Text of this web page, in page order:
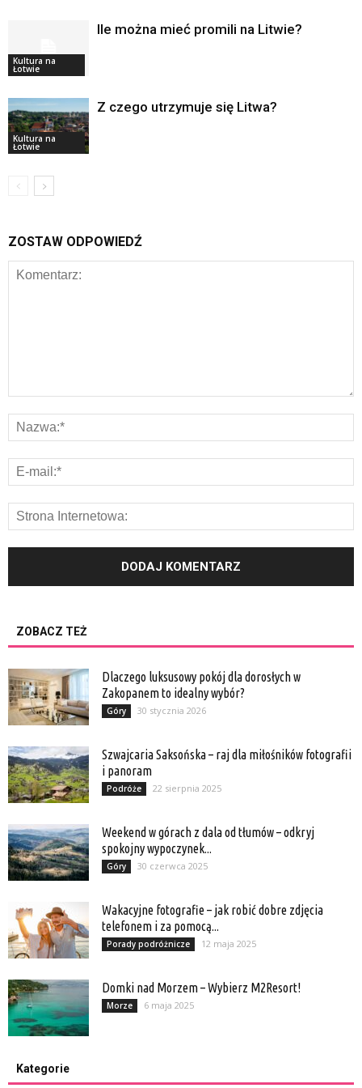
Kultura na
Łotwie
Ile można mieć promili na Litwie?
Kultura na
Łotwie
Z czego utrzymuje się Litwa?
ZOSTAW ODPOWIEDŹ
ZOBACZ TEŻ
Dlaczego luksusowy pokój dla dorosłych w
Zakopanem to idealny wybór?
Góry 30 stycznia 2026
Szwajcaria Saksońska – raj dla miłośników fotografii
i panoram
Podróże 22 sierpnia 2025
Weekend w górach z dala od tłumów – odkryj
spokojny wypoczynek...
Góry 30 czerwca 2025
Wakacyjne fotografie – jak robić dobre zdjęcia
telefonem i za pomocą...
Porady podróżnicze 12 maja 2025
Domki nad Morzem – Wybierz M2Resort!
Morze 6 maja 2025
Kategorie